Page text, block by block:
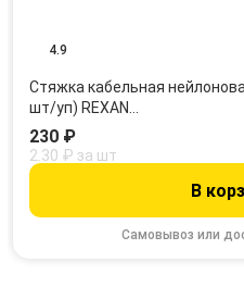
4.9
Стяжка кабельная
шт/уп) REXAN…
Самовывоз или
230 ₽
2.30 ₽ за шт
В